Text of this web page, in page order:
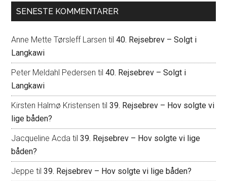
SENESTE KOMMENTARER
Anne Mette Tørsleff Larsen til40. Rejsebrev – Solgt i
Langkawi
Peter Meldahl Pedersen til40. Rejsebrev – Solgt i
Langkawi
Kirsten Halmø Kristensen til39. Rejsebrev – Hov solgte vi
lige båden?
Jacqueline Acda til39. Rejsebrev – Hov solgte vi lige
båden?
Jeppe til39. Rejsebrev – Hov solgte vi lige båden?